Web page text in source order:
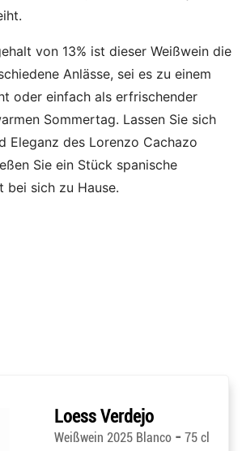
von 13% ist dieser Weißwein die
Anlässe, sei es zu einem
oder einfach als erfrischender
Sommertag. Lassen Sie sich
Eleganz des Lorenzo Cachazo
Sie ein Stück spanische
bei sich zu Hause.
Loess Verdejo
Weißwein 2025 Blanco -75 cl